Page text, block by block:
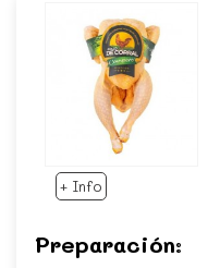
+ Info
Preparación: